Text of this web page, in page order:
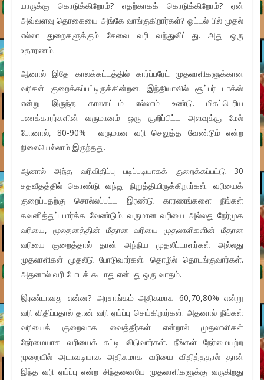
யாருக்கு கொடுக்கிறோம்? எதற்காகக் கொடுக்கிறோம்? ஏன்
அவ்வளவு தொகையை அங்கே வாங்குகிறார்கள்? ஓட்டல் பில் முதல்
எல்லா துறைகளுக்கும் சேவை வரி வந்துவிட்டது. அது ஒரு
உதாரணம்.
ஆனால் இதே காலக்கட்டத்தில் கார்ப்பரேட் முதலாளிகளுக்கான
வரிகள் குறைக்கப்பட்டிருக்கின்றன. இந்தியாவில் சூப்பர் டாக்ஸ்
என்று இருந்த காலகட்டம் எல்லாம் உண்டு. மிகப்பெரிய
பணக்காரர்களின் வருமானம் ஒரு குறிப்பிட்ட அளவுக்கு மேல்
போனால், 80-90% வருமான வரி செலுத்த வேண்டும் என்ற
நிலையெல்லாம் இருந்தது.
ஆனால் அந்த வரிவிதிப்பு படிப்படியாகக் குறைக்கப்பட்டு 30
சதவீதத்தில் கொண்டு வந்து நிறுத்தியிருக்கிறார்கள். வரியைக்
குறைப்பதற்கு சொல்லப்பட்ட இரண்டு காரணங்களை நீங்கள்
கவனித்துப் பார்க்க வேண்டும். வருமான வரியை அல்லது நேர்முக
வரியை, மூலதனத்தின் மீதான வரியை முதலாளிகளின் மீதான
வரியை குறைத்தால் தான் அந்நிய முதலீட்டாளர்கள் அல்லது
முதலாளிகள் முதலீடு போடுவார்கள். தொழில் தொடங்குவார்கள்.
அதனால் வரி போடக் கூடாது என்பது ஒரு வாதம்.
இரண்டாவது என்ன? அரசாங்கம் அதிகமாக 60,70,80% என்று
வரி விதிப்பதால் தான் வரி ஏய்ப்பு செய்கிறார்கள். அதனால் நீங்கள்
வரியைக் குறைவாக வைத்தீர்கள் என்றால் முதலாளிகள்
நேர்மையாக வரியைக் கட்டி விடுவார்கள். நீங்கள் நேர்மையற்ற
முறையில் அடாவடியாக அதிகமாக வரியை விதித்ததால் தான்
இந்த வரி ஏய்ப்பு என்ற சிந்தனையே முதலாளிகளுக்கு வருகிறது